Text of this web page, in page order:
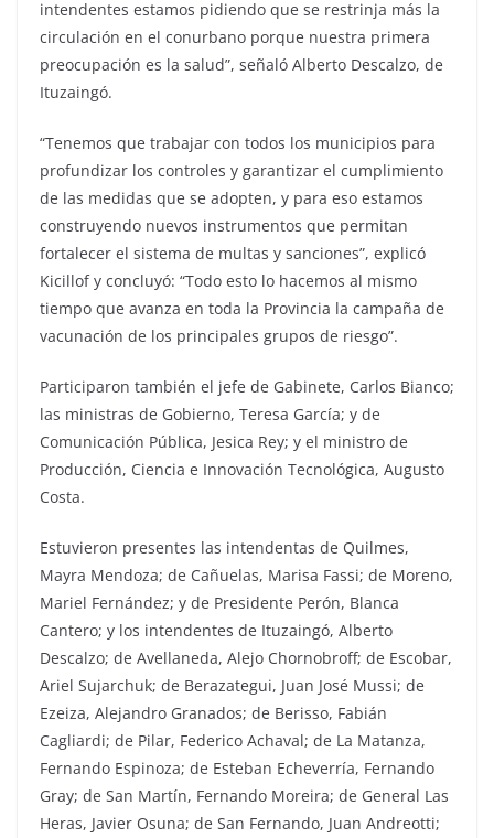
intendentes estamos pidiendo que se restrinja más la
circulación en el conurbano porque nuestra primera
preocupación es la salud”, señaló Alberto Descalzo, de
Ituzaingó.
“Tenemos que trabajar con todos los municipios para
profundizar los controles y garantizar el cumplimiento
de las medidas que se adopten, y para eso estamos
construyendo nuevos instrumentos que permitan
fortalecer el sistema de multas y sanciones”, explicó
Kicillof y concluyó: “Todo esto lo hacemos al mismo
tiempo que avanza en toda la Provincia la campaña de
vacunación de los principales grupos de riesgo”.
Participaron también el jefe de Gabinete, Carlos Bianco;
las ministras de Gobierno, Teresa García; y de
Comunicación Pública, Jesica Rey; y el ministro de
Producción, Ciencia e Innovación Tecnológica, Augusto
Costa.
Estuvieron presentes las intendentas de Quilmes,
Mayra Mendoza; de Cañuelas, Marisa Fassi; de Moreno,
Mariel Fernández; y de Presidente Perón, Blanca
Cantero; y los intendentes de Ituzaingó, Alberto
Descalzo; de Avellaneda, Alejo Chornobroff; de Escobar,
Ariel Sujarchuk; de Berazategui, Juan José Mussi; de
Ezeiza, Alejandro Granados; de Berisso, Fabián
Cagliardi; de Pilar, Federico Achaval; de La Matanza,
Fernando Espinoza; de Esteban Echeverría, Fernando
Gray; de San Martín, Fernando Moreira; de General Las
Heras, Javier Osuna; de San Fernando, Juan Andreotti;